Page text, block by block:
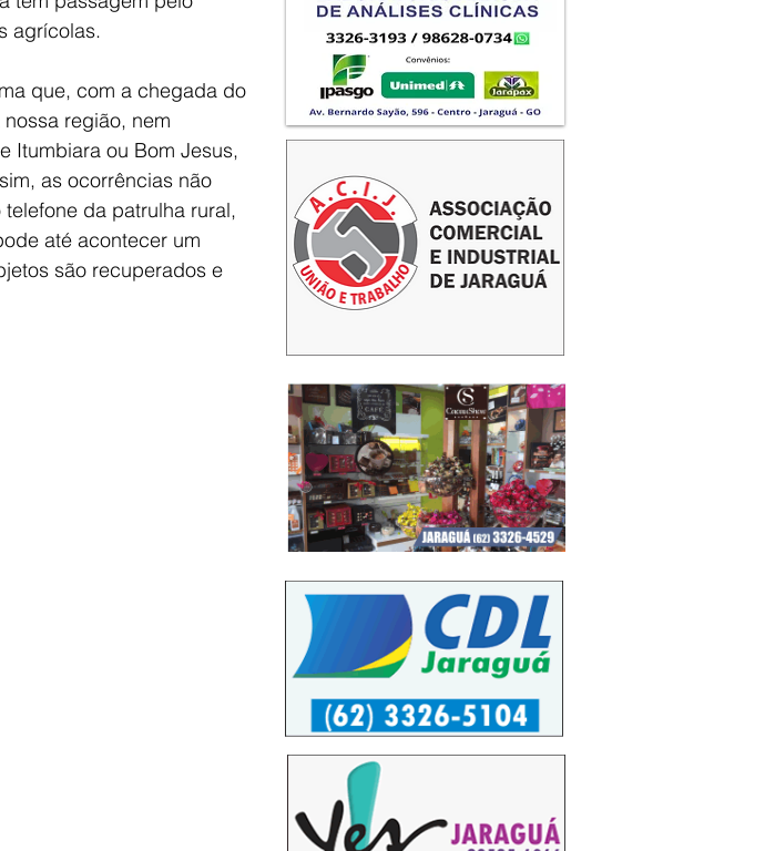
agrícolas.
que, com a chegada do
região, nem
Itumbiara ou Bom Jesus,
as ocorrências não
da patrulha rural,
até acontecer um
são recuperados e